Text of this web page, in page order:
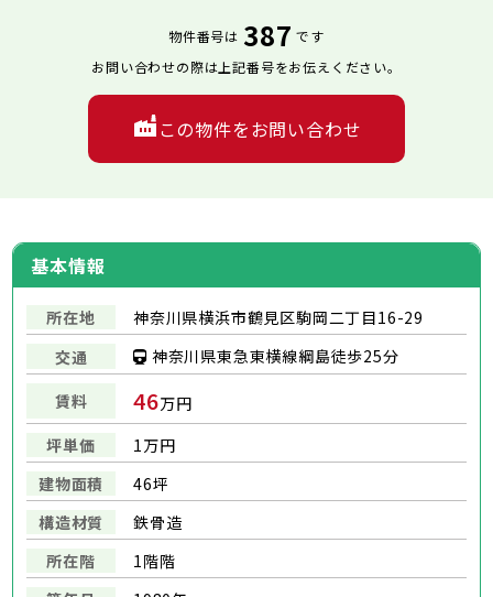
基本情報
所在地
神奈川県横浜市鶴見区駒岡二丁目16-29
交通
神奈川県東急東横線綱島徒歩25分
賃料 46万円
坪単価
1万円
建物面積
46坪
構造材質
鉄骨造
所在階
1階階
物件番号は 387 です
お問い合わせの際は上記番号をお伝えください。
この物件をお問い合わせ